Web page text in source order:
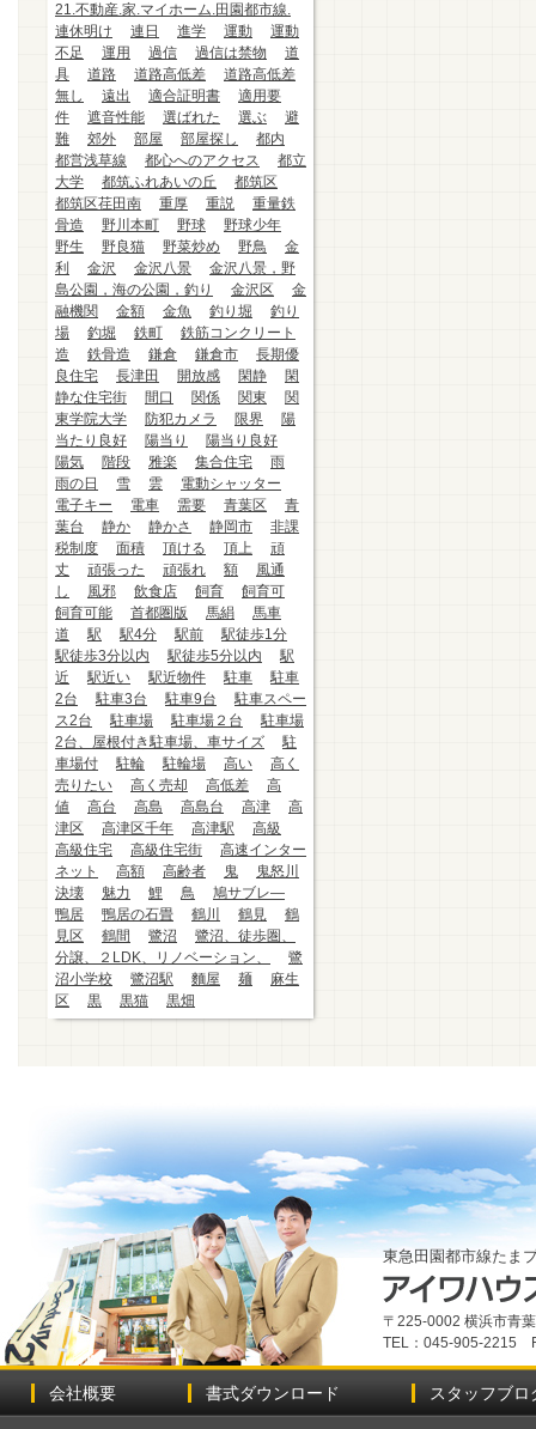
21.不動産.家.マイホーム.田園都市線.
連休明け
連日 進学 運動
運動
不足
運用 過信 過信は禁物
道
具
道路 道路高低差
道路高低差
無し
遠出 適合証明書
適用要
件
遮音性能 選ばれた 選ぶ
避
難
郊外 部屋 部屋探し
都内
都営浅草線
都心へのアクセス
都立
大学
都筑ふれあいの丘
都筑区
都筑区荏田南
重厚 重説
重量鉄
骨造
野川本町 野球
野球少年
野生
野良猫 野菜炒め 野鳥
金
利
金沢 金沢八景
金沢八景，野
島公園，海の公園，釣り
金沢区
金
融機関
金額 金魚 釣り堀
釣り
場
釣堀 鉄町
鉄筋コンクリート
造
鉄骨造 鎌倉 鎌倉市
長期優
良住宅
長津田 開放感 閑静
閑
静な住宅街
間口 関係 関東
関
東学院大学
防犯カメラ 限界
陽
当たり良好
陽当り
陽当り良好
陽気
階段 雅楽 集合住宅
雨
雨の日
雪 雲
電動シャッター
電子キー
電車 需要 青葉区
青
葉台
静か 静かさ 静岡市
非課
税制度
面積 頂ける 頂上
頑
丈
頑張った 頑張れ 額
風通
し
風邪 飲食店 飼育
飼育可
飼育可能
首都圏版 馬絹
馬車
道
駅 駅4分 駅前
駅徒歩1分
駅徒歩3分以内
駅徒歩5分以内
駅
近
駅近い 駅近物件 駐車
駐車
2台
駐車3台 駐車9台
駐車スペー
ス2台
駐車場 駐車場２台
駐車場
2台、屋根付き駐車場、車サイズ
駐
車場付
駐輪 駐輪場 高い
高く
売りたい
高く売却 高低差
高
値
高台 高島 高島台 高津
高
津区
高津区千年 高津駅
高級
高級住宅
高級住宅街
高速インター
ネット
高額 高齢者 鬼
鬼怒川
決壊
魅力 鯉 鳥
鳩サブレ―
鴨居
鴨居の石畳 鶴川 鶴見
鶴
見区
鶴間 鷺沼
鷺沼、徒歩圏、
分譲、２LDK、リノベーション、
鷺
沼小学校
鷺沼駅 麵屋 麺
麻生
区
黒 黒猫 黒畑
東急田園都市線たま
〒225-0002 横浜市青
TEL：045-905-2215
会社概要 書式ダウンロード スタッフブロ